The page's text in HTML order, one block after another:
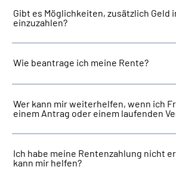
Inhalte in Gebärdensprache (DGS)
Leichte Sprache
Mein
Gibt es Möglichkeiten, zusätzlich Geld
einzuzahlen?
Wie beantrage ich meine Rente?
Wer kann mir weiterhelfen, wenn ich
einem Antrag oder einem laufenden
Ich habe meine Rentenzahlung nicht
kann mir helfen?